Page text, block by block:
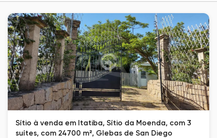
Sítio à venda em Itatiba, Sítio da Moenda, com 3
suítes, com 24700 m², Glebas de San Diego